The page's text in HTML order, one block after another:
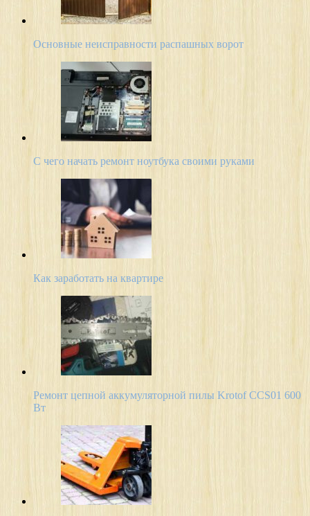
Основные неисправности распашных ворот
С чего начать ремонт ноутбука своими руками
Как заработать на квартире
Ремонт цепной аккумуляторной пилы Krotof CCS01 600
Вт